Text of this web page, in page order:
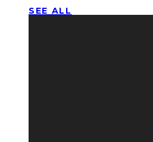
SEE ALL